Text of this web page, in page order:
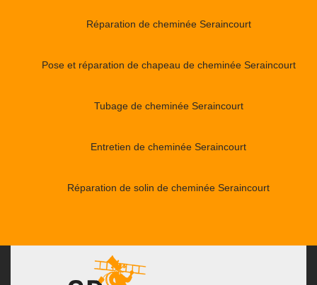
Réparation de cheminée Seraincourt
Pose et réparation de chapeau de cheminée Seraincourt
Tubage de cheminée Seraincourt
Entretien de cheminée Seraincourt
Réparation de solin de cheminée Seraincourt